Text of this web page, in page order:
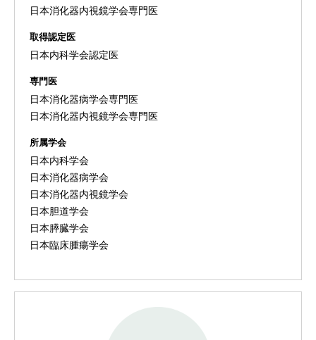
日本消化器内視鏡学会専門医
取得認定医
日本内科学会認定医
専門医
日本消化器病学会専門医
日本消化器内視鏡学会専門医
所属学会
日本内科学会
日本消化器病学会
日本消化器内視鏡学会
日本胆道学会
日本膵臓学会
日本臨床腫瘍学会